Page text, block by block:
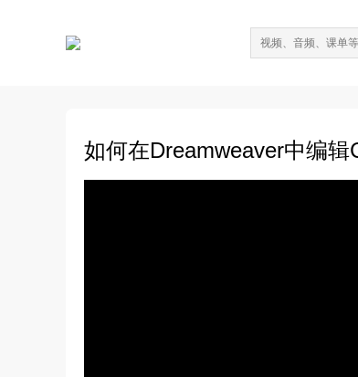
如何在Dreamweaver中编